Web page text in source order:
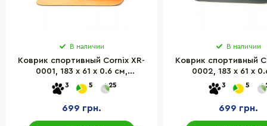
В наличии
Коврик спортивный Cornix XR-
0001, 183 x 61 x 0.6 cм,
Orange/Black
3 5 25
699 грн.
В наличии
Коврик спортивный
0002, 183 x 61 x
Black/Green
3 5
699 грн.